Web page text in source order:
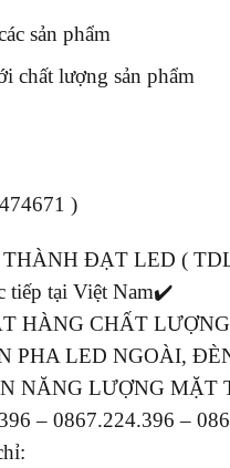
sản phẩm
chất lượng sản phẩm
)
ĐẠT LED (
tiếp tại Việt Nam✔️
HÀNG CHẤT
PHA LED NGOÀI,
NĂNG LƯỢNG MẶT
– 0867.224.396 –